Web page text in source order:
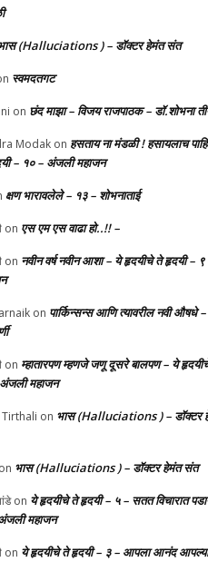
(Halluciations ) – डॉक्टर हेमंत संत
स्वमदतगट
on छंद माझा – विजय राजपाठक – डॉ.शोभना
Modak on हसताय ना मंडळी‌ ! हसायलाच
– १० – अंजली महाजन
क्षण भारावलेले – १३ – शोभनाताई
on एस एम एस वाढा हो..!! –
on नवीन वर्ष नवीन आशा – ये हृदयीचे ते हृदयी – ९
on पार्किन्सन्स आणि त्यावरील नवी औषधे
on म्हातारपण म्हणजे जणू दूसरे बालपण – ये
महाजन
on भास (Halluciations ) – डॉक्टर
भास (Halluciations ) – डॉक्टर हेमंत संत
on ये हृदयीचे ते हृदयी – ५ – सतत विचारात
महाजन
on ये हृदयीचे ते हृदयी – ३ – आपला आनंद